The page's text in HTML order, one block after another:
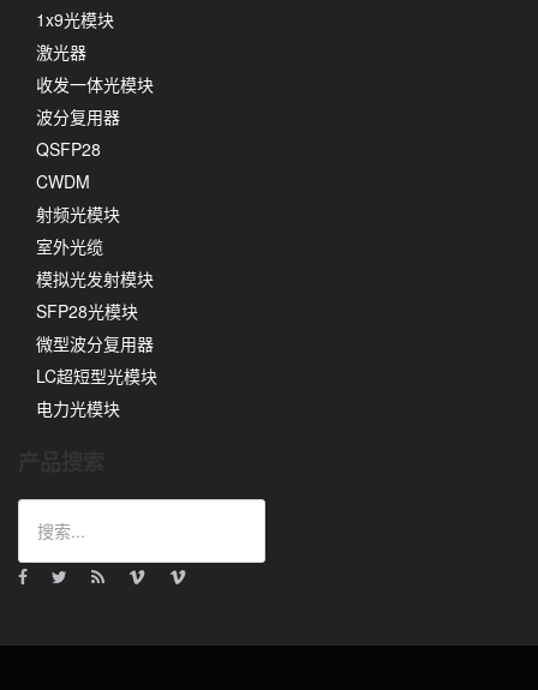
1x9光模块
激光器
收发一体光模块
波分复用器
QSFP28
CWDM
射频光模块
室外光缆
模拟光发射模块
SFP28光模块
微型波分复用器
LC超短型光模块
电力光模块